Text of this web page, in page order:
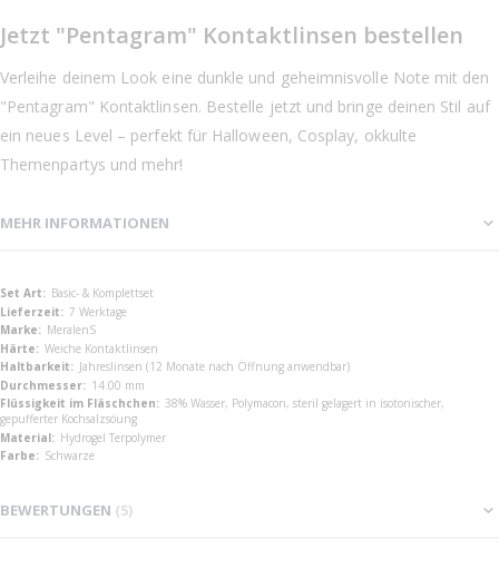
Jetzt "Pentagram" Kontaktlinsen bestellen
Verleihe deinem Look eine dunkle und geheimnisvolle Note mit den
"Pentagram" Kontaktlinsen. Bestelle jetzt und bringe deinen Stil auf
ein neues Level – perfekt für Halloween, Cosplay, okkulte
Themenpartys und mehr!
MEHR INFORMATIONEN
Mehr
Informationen
Basic- & Komplettset
7 Werktage
MeralenS
Weiche Kontaktlinsen
Jahreslinsen (12 Monate nach Öffnung anwendbar)
14.00 mm
38% Wasser, Polymacon, steril gelagert in isotonischer,
gepufferter Kochsalzsöung
Hydrogel Terpolymer
Schwarze
BEWERTUNGEN 5